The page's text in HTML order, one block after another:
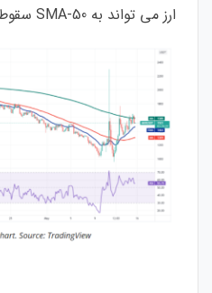
ارز می تواند به 50-SMA سقوط کند.